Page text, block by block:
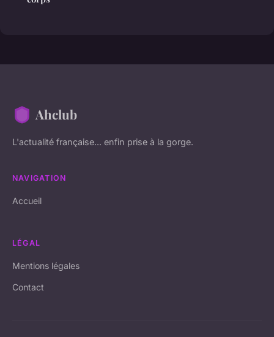
Ahclub
L'actualité française... enfin prise à la gorge.
NAVIGATION
Accueil
LÉGAL
Mentions légales
Contact